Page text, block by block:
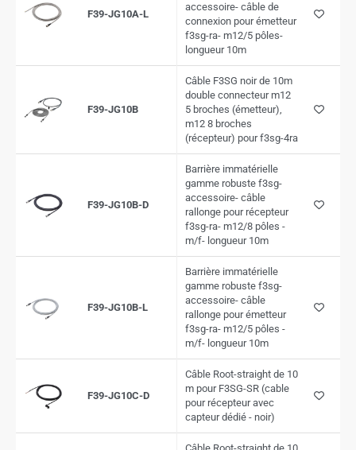
F39-JG10A-L
accessoire- câble de
connexion pour émetteur
f3sg-ra- m12/5 pôles-
longueur 10m
F39-JG10B
Câble F3SG noir de 10m
double connecteur m12
5 broches (émetteur),
m12 8 broches
(récepteur) pour f3sg-4ra
F39-JG10B-D
Barrière immatérielle
gamme robuste f3sg-
accessoire- câble
rallonge pour récepteur
f3sg-ra- m12/8 pôles -
m/f- longueur 10m
F39-JG10B-L
Barrière immatérielle
gamme robuste f3sg-
accessoire- câble
rallonge pour émetteur
f3sg-ra- m12/5 pôles -
m/f- longueur 10m
F39-JG10C-D
Câble Root-straight de 10
m pour F3SG-SR (cable
pour récepteur avec
capteur dédié - noir)